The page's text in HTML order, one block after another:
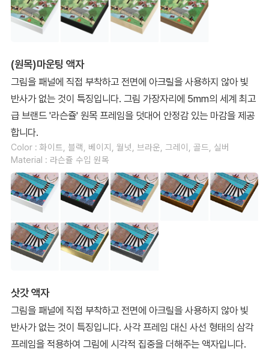
(원목)마운팅 액자
그림을 패널에 직접 부착하고 전면에 아크릴을 사용하지 않아 빛
반사가 없는 것이 특징입니다. 그림 가장자리에 5mm의 세계 최고
급 브랜드 '라슨쥴' 원목 프레임을 덧대어 안정감 있는 마감을 제공
합니다.
Color : 화이트, 블랙, 베이지, 월넛, 브라운, 그레이, 골드, 실버
Material : 라슨쥴 수입 원목
삿갓 액자
그림을 패널에 직접 부착하고 전면에 아크릴을 사용하지 않아 빛
반사가 없는 것이 특징입니다. 사각 프레임 대신 사선 형태의 삼각
프레임을 적용하여 그림에 시각적 집중을 더해주는 액자입니다.